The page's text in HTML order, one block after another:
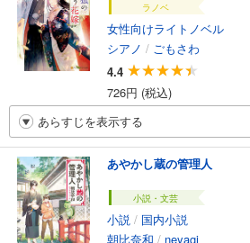
ラノベ
女性向けライトノベル
シアノ / ごもさわ
4.4
726円 (税込)
あらすじを表示する
あやかし蔵の管理人
小説・文芸
小説 / 国内小説
朝比奈和 / neyagi